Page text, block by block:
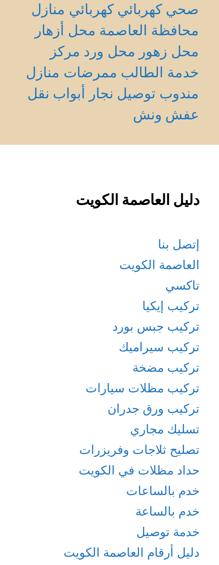
صحي كهربائي كهربائي منازل
محافظة العاصمة محل أزهار
محل زهور محل ورد مركز
خدمة الطالب ممرضات منازل
مندوب توصيل نجار أبواب نقل
عفش ونش
دليل العاصمة الكويت
إتصل بنا
العاصمة الكويت
تاكسي
تركيب إيكيا
تركيب جبس بورد
تركيب سيراميك
تركيب مضخة
تركيب مظلات سيارات
تركيب ورق جدران
تسليك مجاري
تصليح ثلاجات وفريزرات
حداد مظلات في الكويت
خدم بالساعات
خدم بالساعة
خدمة توصيل
دليل أرقام العاصمة الكويت